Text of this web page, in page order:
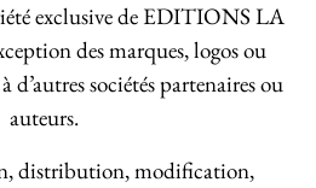
exclusive de EDITIONS LA
des marques, logos ou
sociétés partenaires ou
auteurs.
distribution, modification,